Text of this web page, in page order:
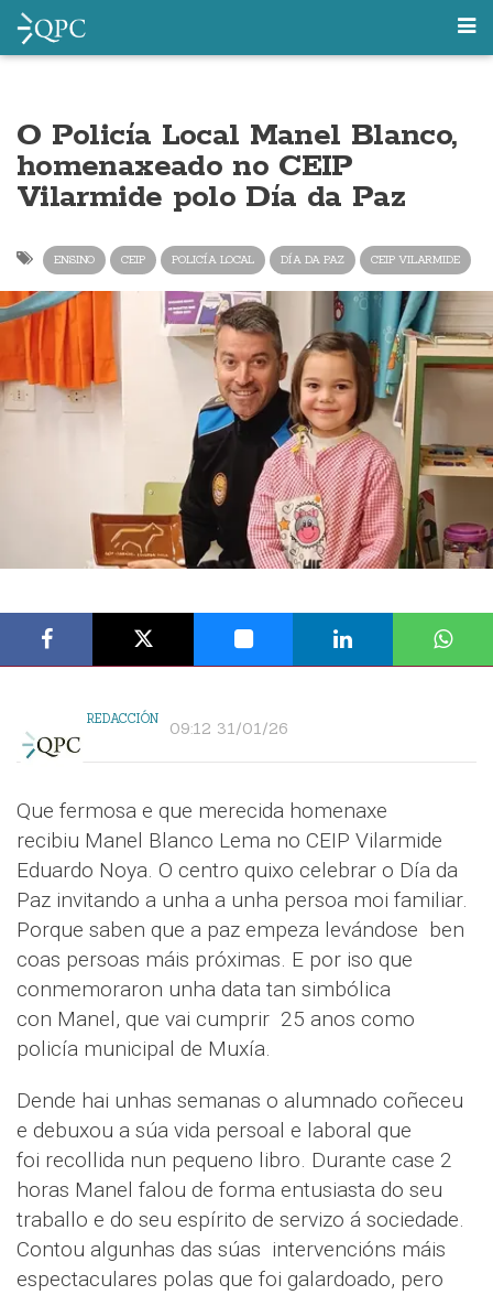
O Policía Local Manel Blanco,
homenaxeado no CEIP
Vilarmide polo Día da Paz
ENSINO CEIP POLICÍA LOCAL DÍA DA PAZ CEIP VILARMIDE
REDACCIÓN 09:12 31/01/26
Que fermosa e que merecida homenaxe
recibiu Manel Blanco Lema no CEIP Vilarmide
Eduardo Noya. O centro quixo celebrar o Día da
Paz invitando a unha a unha persoa moi familiar.
Porque saben que a paz empeza levándose ben
coas persoas máis próximas. E por iso que
conmemoraron unha data tan simbólica
con Manel, que vai cumprir 25 anos como
policía municipal de Muxía.
Dende hai unhas semanas o alumnado coñeceu
e debuxou a súa vida persoal e laboral que
foi recollida nun pequeno libro. Durante case 2
horas Manel falou de forma entusiasta do seu
traballo e do seu espírito de servizo á sociedade.
Contou algunhas das súas intervencións máis
espectaculares polas que foi galardoado, pero